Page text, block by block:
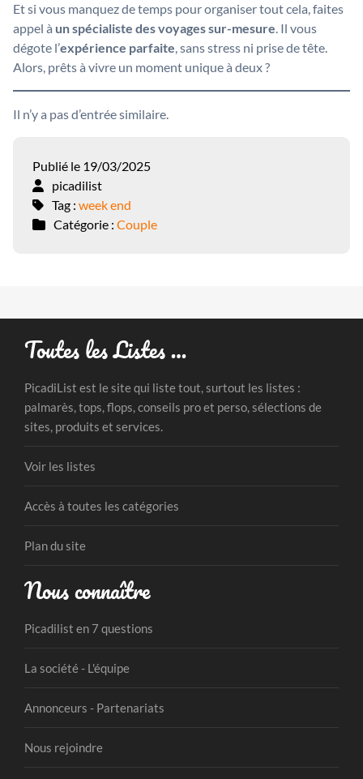
Et si vous manquez de temps pour organiser tout cela, faites
appel à un spécialiste des voyages sur-mesure. Il vous
dégote l’expérience parfaite, sans stress ni prise de tête.
Alors, prêts à vivre un moment unique à deux ?
Il n’y a pas d’entrée similaire.
Publié le 19/03/2025
picadilist
Tag : week end
Catégorie : Couple
Toutes les Listes …
PicadiList est le site qui liste tout, surtout les listes :
palmarès, tops, flops, conseils pro et perso, sélections de
sites, produits et services.
Voir les listes
Accès à toutes les catégories
Plan du site
Nous connaître
Picadilist en 7 questions
La société - L'équipe
Annonceurs - Partenariats
Nous rejoindre